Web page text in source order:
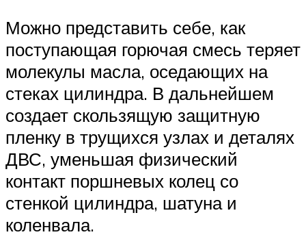
Можно представить себе, как
поступающая горючая смесь теряет
молекулы масла, оседающих на
стеках цилиндра. В дальнейшем
создает скользящую защитную
пленку в трущихся узлах и деталях
ДВС, уменьшая физический
контакт поршневых колец со
стенкой цилиндра, шатуна и
коленвала.